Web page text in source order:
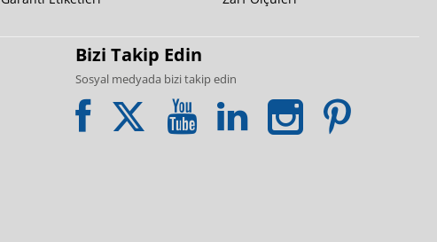
Bizi Takip Edin
Sosyal medyada bizi takip edin